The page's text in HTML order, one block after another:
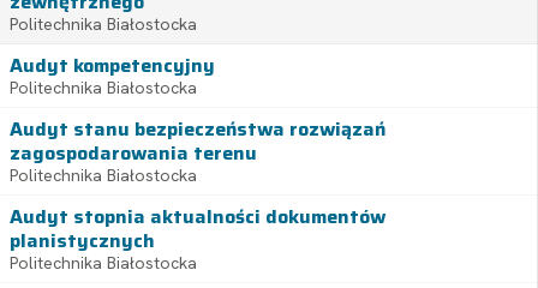
Politechnika Białostocka
Audyt kompetencyjny
Politechnika Białostocka
Audyt stanu bezpieczeństwa rozwiązań
zagospodarowania terenu
Politechnika Białostocka
Audyt stopnia aktualności dokumentów
planistycznych
Politechnika Białostocka